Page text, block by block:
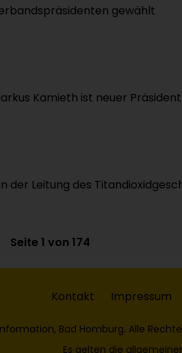
gewählt
Kamieth ist neuer
der Leitung des
Seite 1 von 174
Kontakt Impressum
Bad Homburg. Alle
Es gelten die